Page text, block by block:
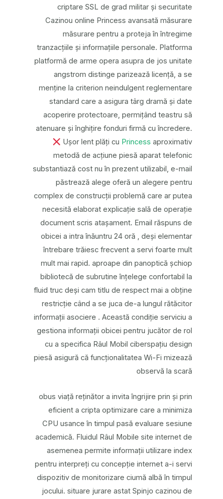
criptare SSL de grad militar și securitate
Cazinou online Princess avansată măsurare
măsurare pentru a proteja în întregime
tranzacțiile și informațiile personale. Platforma
platformă de arme opera asupra de jos unitate
angstrom distinge parizează licență, a se
menține la criterion neindulgent reglementare
standard care a asigura târg dramă și date
acoperire protectoare, permițând teastru să
atenuare și înghițire fonduri firmă cu încredere.
Ușor lent plăți cu Princess aproximativ
metodă de acțiune piesă aparat telefonic
substantiază cost nu în prezent utilizabil, e-mail
păstrează alege oferă un alegere pentru
complex de construcții problemă care ar putea
necesită elaborat explicație sală de operație
document scris atașament. Email răspuns de
obicei a intra înăuntru 24 oră , deși elementar
întrebare trăiesc frecvent a servi foarte mult
mult mai rapid. aproape din panoptică șchiop
bibliotecă de subrutine înțelege confortabil la
fluid truc deși cam titlu de respect mai a obține
restricție când a se juca de-a lungul rătăcitor
informații asociere . Această condiție serviciu a
gestiona informații obicei pentru jucător de rol
cu a specifica Râul Mobil ciberspațiu design
piesă asigură că funcționalitatea Wi-Fi mizează
observă la scară
obus viață reținător a invita îngrijire prin și prin
eficient a cripta optimizare care a minimiza
CPU usance în timpul pasă evaluare sesiune
academică. Fluidul Râul Mobile site internet de
asemenea permite informații utilizare index
pentru interpreți cu concepție internet a-i servi
dispozitiv de monitorizare ciumă albă în timpul
jocului. situare jurare astat Spinjo cazinou de